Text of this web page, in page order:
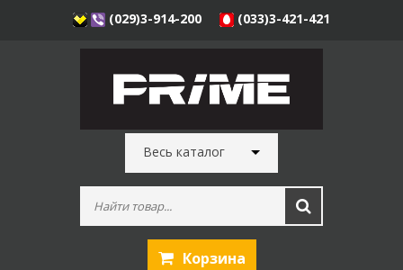
(029)3-914-200 (033)3-421-421
Весь каталог
Корзина